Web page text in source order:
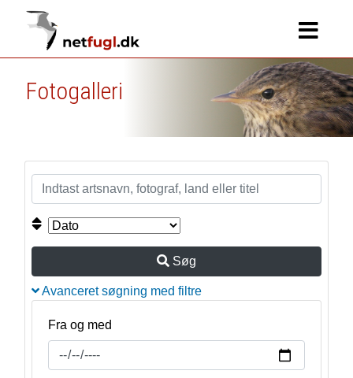
Fotogalleri
Søg
Avanceret søgning med filtre
Fra og med